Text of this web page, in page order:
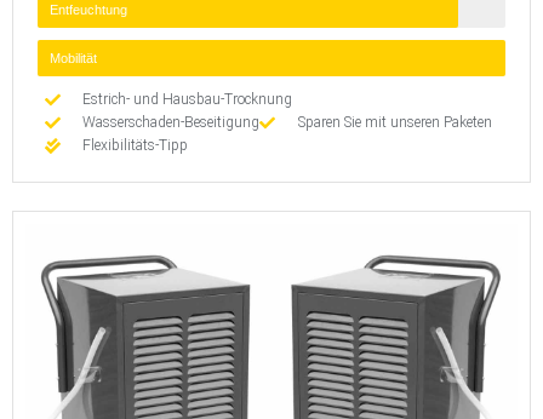
Entfeuchtung
Mobilität
Estrich- und Hausbau-Trocknung
Wasserschaden-Beseitigung
Sparen Sie mit unseren Paketen
Flexibilitäts-Tipp